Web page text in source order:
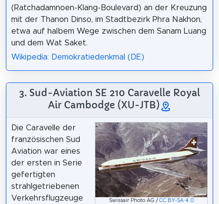
(Ratchadamnoen-Klang-Boulevard) an der Kreuzung
mit der Thanon Dinso, im Stadtbezirk Phra Nakhon,
etwa auf halbem Wege zwischen dem Sanam Luang
und dem Wat Saket.
Wikipedia: Demokratiedenkmal (DE)
3. Sud-Aviation SE 210 Caravelle Royal
Air Cambodge (XU-JTB)
Swissair Photo AG / CC BY-SA 4.0
Die Caravelle der
französischen Sud
Aviation war eines
der ersten in Serie
gefertigten
strahlgetriebenen
Verkehrsflugzeuge